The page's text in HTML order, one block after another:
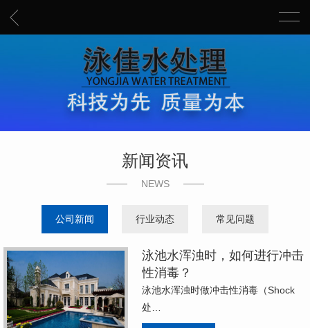
新闻资讯
NEWS
公司新闻 行业动态 常见问题
泳池水浑浊时，如何进行冲击
性消毒？
泳池水浑浊时做冲击性消毒（Shock
处…